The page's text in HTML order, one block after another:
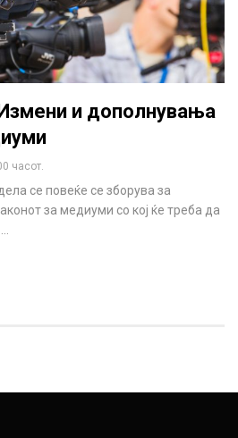
и дополнувања
часот.
се повеќе се зборува за
за медиуми со кој ќе треба да